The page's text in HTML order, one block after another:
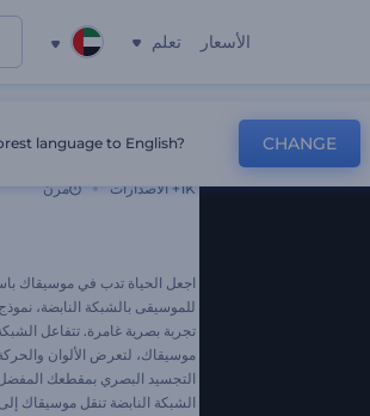
الأسعار تعلم
1K+ الاصدارات مرن
اجعل الحياة تدب في موسيقاك
للموسيقى بالشبكة النابضة،
تجربة بصرية غامرة. تتفاعل الشبكة
موسيقاك، لتعرض الألوان
التجسيد البصري بمقطعك المفضل
الشبكة النابضة تنقل موسيقاك
language to English? CHANGE